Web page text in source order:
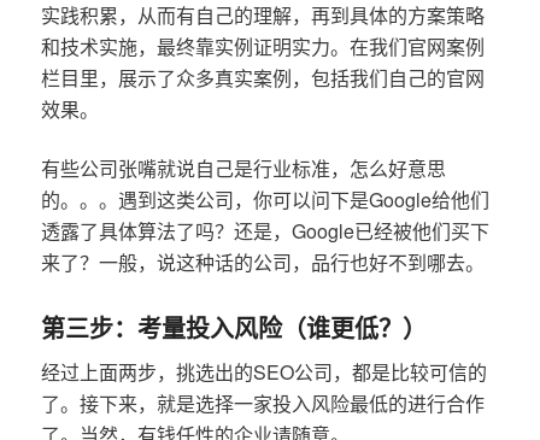
实践积累，从而有自己的理解，再到具体的方案策略
和技术实施，最终靠实例证明实力。在我们官网案例
栏目里，展示了众多真实案例，包括我们自己的官网
效果。
有些公司张嘴就说自己是行业标准，怎么好意思
的。。。遇到这类公司，你可以问下是Google给他们
透露了具体算法了吗？还是，Google已经被他们买下
来了？一般，说这种话的公司，品行也好不到哪去。
第三步：考量投入风险（谁更低？）
经过上面两步，挑选出的SEO公司，都是比较可信的
了。接下来，就是选择一家投入风险最低的进行合作